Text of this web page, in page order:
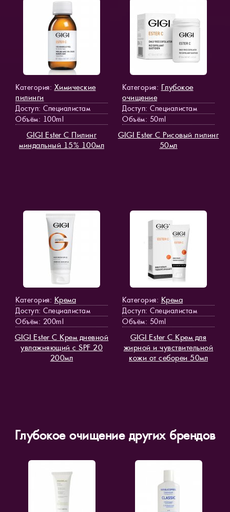
Категория: Химические
пилинги
Доступ: Специалистам
Объём: 100ml
GIGI Ester C Пилинг
миндальный 15% 100мл
Категория: Глубокое
очищение
Доступ: Специалистам
Объём: 50ml
GIGI Ester C Рисовый пилинг
50мл
Категория: Крема
Доступ: Специалистам
Объём: 200ml
GIGI Ester C Крем дневной
увлажняющий с SPF 20
200мл
Категория: Крема
Доступ: Специалистам
Объём: 50ml
GIGI Ester C Крем для
жирной и чувствительной
кожи от себореи 50мл
Глубокое очищение других брендов